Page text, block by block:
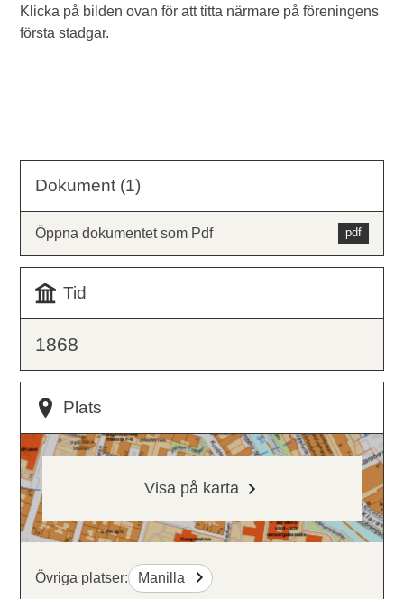
Klicka på bilden ovan för att titta närmare på föreningens
första stadgar.
Dokument (1)
Öppna dokumentet som Pdf
Tid
1868
Plats
Visa på karta
Övriga platser: Manilla